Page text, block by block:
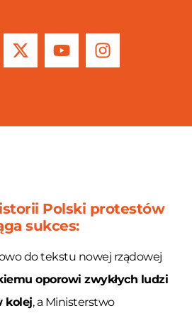
Polski protestów
sukces:
do tekstu nowej rządowej
oporowi zwykłych ludzi
kolej, a Ministerstwo